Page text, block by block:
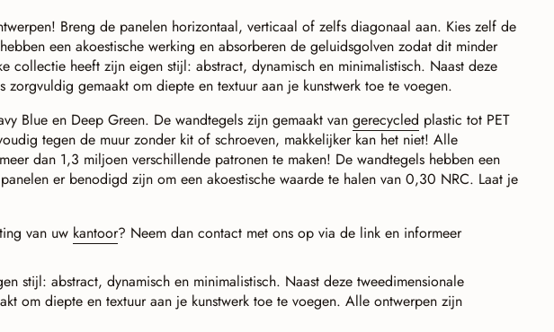
Breng de panelen horizontaal, verticaal of zelfs diagonaal aan. Kies zelf de
een akoestische werking en absorberen de geluidsgolven zodat dit minder
heeft zijn eigen stijl: abstract, dynamisch en minimalistisch. Naast deze
gemaakt om diepte en textuur aan je kunstwerk toe te voegen.
Blue en Deep Green. De wandtegels zijn gemaakt van gerecycled plastic tot PET
tegen de muur zonder kit of schroeven, makkelijker kan het niet! Alle
dan 1,3 miljoen verschillende patronen te maken! De wandtegels hebben een
er benodigd zijn om een akoestische waarde te halen van 0,30 NRC. Laat je
van uw kantoor? Neem dan contact met ons op via de link en informeer
stijl: abstract, dynamisch en minimalistisch. Naast deze tweedimensionale
om diepte en textuur aan je kunstwerk toe te voegen. Alle ontwerpen zijn